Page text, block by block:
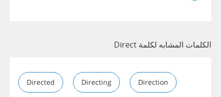
الكلمات المشابه لكلمة Direct
Directed Directing Direction